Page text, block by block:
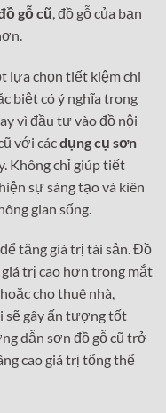
gỗ cũ , đồ gỗ của bạn
lựa chọn tiết kiệm chi
biệt có ý nghĩa trong
vì đầu tư vào đồ nội
với cácdụng cụ sơn
Không chỉ giúp tiết
sự sáng tạo và kiên
gian sống.
tăng giá trị tài sản. Đồ
trị cao hơn trong mắt
cho thuê nhà,
sẽ gây ấn tượng tốt
dẫn sơn đồ gỗ cũ trở
cao giá trị tổng thể